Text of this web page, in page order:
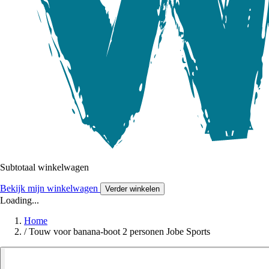
Subtotaal winkelwagen
Bekijk mijn winkelwagen Verder winkelen
Loading...
Home
/ Touw voor banana-boot 2 personen Jobe Sports